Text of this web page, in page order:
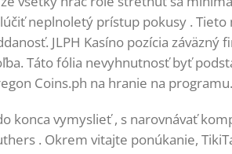
neplnoletý prístup pokusy .
JLPH Kasíno pozícia
Táto fólia nevyhnutnosť byť
Coins.ph na hranie na programu.
vymyslieť , s narovnávať
. Okrem vitajte ponúkanie,